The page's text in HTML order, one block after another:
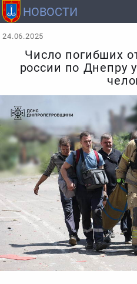
24.06.2025
Число погибших
россии по Днепру